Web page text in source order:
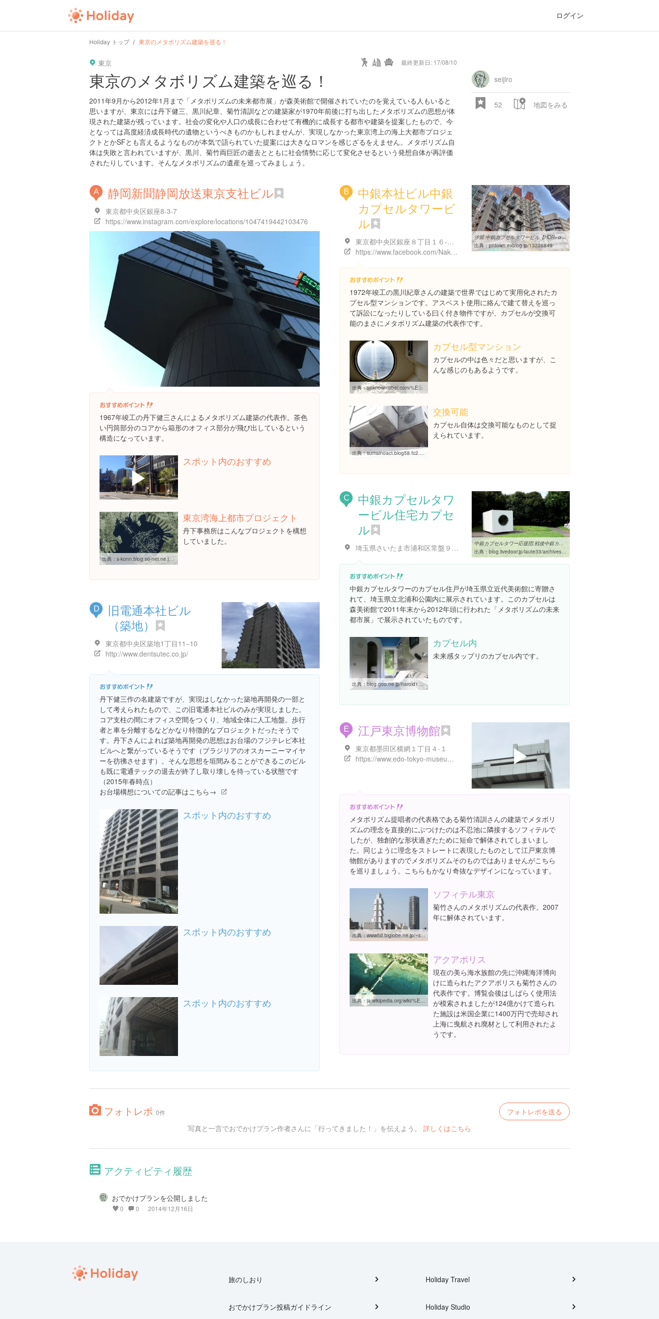
ログイン
Holiday トップ 東京のメタボリズム建築を巡る！
東京 最終更新日: 17/08/10
東京のメタボリズム建築を巡る！
2011年9月から2012年1月まで「メタボリズムの未来都市展」が森美術館で開催されていたのを覚えている人もいると
思いますが、東京には丹下健三、黒川紀章、菊竹清訓などの建築家が1970年前後に打ち出したメタボリズムの思想が体
現された建築が残っています。社会の変化や人口の成長に合わせて有機的に成長する都市や建築を提案したもので、今
となっては高度経済成長時代の遺物というべきものかもしれませんが、実現しなかった東京湾上の海上大都市プロジェ
クトとかSFとも言えるようなものが本気で語られていた提案には大きなロマンを感じざるをえません。メタボリズム自
体は失敗と言われていますが、黒川、菊竹両巨匠の逝去とともに社会情勢に応じて変化させるという発想自体が再評価
されたりしています。そんなメタボリズムの遺産を巡ってみましょう。
seijiro
52 地図をみる
A 静岡新聞静岡放送東京支社ビル
東京都中央区銀座8-3-7
https://www.instagram.com/explore/locations/1047419442103476
1967年竣工の丹下健三さんによるメタボリズム建築の代表作。茶色
い円筒部分のコアから箱形のオフィス部分が飛び出しているという
構造になっています。
▶
スポット内のおすすめ
出典： s-konn.blog.so-net.ne.jp/archive/c2302113452-1
東京湾海上都市プロジェクト
丹下事務所はこんなプロジェクトを構想
していました。
B
中銀本社ビル中銀
カプセルタワービ
ル
東京都中央区銀座８丁目１６-１０
https://www.facebook.com/NakaginCapsuleTower
汐留 中銀カプセルタワービル【HDR+α】 : psychedelic nostalgic town
出典： pntown.exblog.jp/13226849
1972年竣工の黒川紀章さんの建築で世界ではじめて実用化されたカ
プセル型マンションです。アスベスト使用に絡んで建て替えを巡っ
て訴訟になったりしている曰く付き物件ですが、カプセルが交換可
能のまさにメタボリズム建築の代表作です。
出典：unknownlabel.com/%E7%B6%9A%E3%83%BB%E4%B8%AD%E9%8A%80%E3%82%AB%E3%83%97%E3%82%BB%E3%83%AB%E3%82%BF%E3%83%AF%E3%83%BC%E3%83%93%E3%83%AB
カプセル型マンション
カプセルの中は色々だと思いますが、こ
んな感じのもあるようです。
出典：sumainoact.blog58.fc2.com/blog-entry-468.html
交換可能
カプセル自体は交換可能なものとして捉
えられています。
C
中銀カプセルタワ
ービル住宅カプセ
ル
埼玉県さいたま市浦和区常盤９丁目３０-１ 埼玉県立近代美術館
中銀カプセルタワー応援団:戦後中銀カプセルタワービル伝説 - livedoor ...
出典： blog.livedoor.jp/laute33/archives/1746393.html
中銀カプセルタワーのカプセル住戸が埼玉県立近代美術館に寄贈さ
れて、埼玉県立北浦和公園内に展示されています。このカプセルは
森美術館で2011年末から2012年頭に行われた「メタボリズムの未来
都市展」で展示されていたものです。
出典： blog.goo.ne.jp/harold1234/e/128068b53cccd653ccb628f5295b4039
カプセル内
未来感タップリのカプセル内です。
D
旧電通本社ビル
（築地）
東京都中央区築地1丁目11−10
http://www.dentsutec.co.jp/
丹下健三作の名建築ですが、実現はしなかった築地再開発の一部と
して考えられたもので、この旧電通本社ビルのみが実現しました。
コア支柱の間にオフィス空間をつくり、地域全体に人工地盤。歩行
者と車を分離するなどかなり特徴的なプロジェクトだったそうで
す。丹下さんによれば築地再開発の思想はお台場のフジテレビ本社
ビルへと繋がっているそうです（ブラジリアのオスカーニーマイヤ
ーを彷彿させます）。そんな思想を垣間みることができるこのビル
も既に電通テックの退去が終了し取り壊しを待っている状態です
（2015年春時点）
お台場構想についての記事はこちら→
スポット内のおすすめ
スポット内のおすすめ
スポット内のおすすめ
E 江戸東京博物館
東京都墨田区横網１丁目４-１
https://www.edo-tokyo-museum.or.jp/
▶
メタボリズム提唱者の代表格である菊竹清訓さんの建築でメタボリ
ズムの理念を直接的にぶつけたのは不忍池に隣接するソフィテルで
したが、独創的な形状過ぎたために短命で解体されてしまいまし
た。同じように理念をストレートに表現したものとして江戸東京博
物館がありますのでメタボリズムそのものではありませんがこちら
を巡りましょう。こちらもかなり奇抜なデザインになっています。
出典：www5d.biglobe.ne.jp/~shinjuku/cherry2007/cherry02.html
ソフィテル東京
菊竹さんのメタボリズムの代表作。2007
年に解体されています。
出典： ja.wikipedia.org/wiki/%E3%82%A2%E3%82%AF%E3%82%A2%E3%83%9D%E3%83%AA%E3%82%B9
アクアポリス
現在の美ら海水族館の先に沖縄海洋博向
けに造られたアクアポリスも菊竹さんの
代表作です。博覧会後はしばらく使用法
が模索されましたが124億かけて造られ
た施設は米国企業に1400万円で売却され
上海に曳航され廃材として利用されたよ
うです。
フォトレポ 0件
フォトレポを送る
写真と一言でおでかけプラン作者さんに「行ってきました！」を伝えよう。 詳しくはこちら
アクティビティ履歴
おでかけプランを公開しました
0 0 2014年12月16日
旅のしおり
おでかけプラン投稿ガイドライン
Holiday Travel
Holiday Studio